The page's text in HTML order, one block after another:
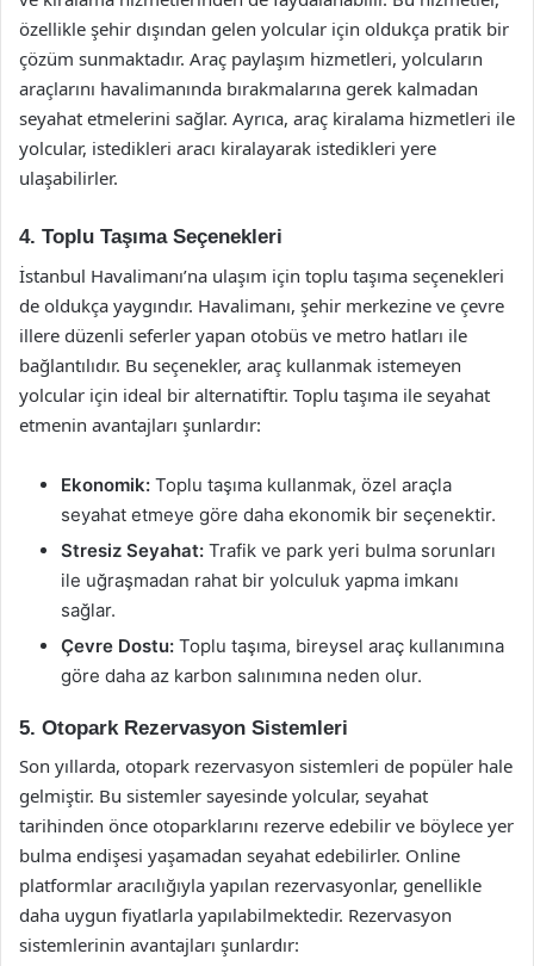
özellikle şehir dışından gelen yolcular için oldukça pratik bir
çözüm sunmaktadır. Araç paylaşım hizmetleri, yolcuların
araçlarını havalimanında bırakmalarına gerek kalmadan
seyahat etmelerini sağlar. Ayrıca, araç kiralama hizmetleri ile
yolcular, istedikleri aracı kiralayarak istedikleri yere
ulaşabilirler.
4. Toplu Taşıma Seçenekleri
İstanbul Havalimanı’na ulaşım için toplu taşıma seçenekleri
de oldukça yaygındır. Havalimanı, şehir merkezine ve çevre
illere düzenli seferler yapan otobüs ve metro hatları ile
bağlantılıdır. Bu seçenekler, araç kullanmak istemeyen
yolcular için ideal bir alternatiftir. Toplu taşıma ile seyahat
etmenin avantajları şunlardır:
Ekonomik: Toplu taşıma kullanmak, özel araçla
seyahat etmeye göre daha ekonomik bir seçenektir.
Stresiz Seyahat: Trafik ve park yeri bulma sorunları
ile uğraşmadan rahat bir yolculuk yapma imkanı
sağlar.
Çevre Dostu: Toplu taşıma, bireysel araç kullanımına
göre daha az karbon salınımına neden olur.
5. Otopark Rezervasyon Sistemleri
Son yıllarda, otopark rezervasyon sistemleri de popüler hale
gelmiştir. Bu sistemler sayesinde yolcular, seyahat
tarihinden önce otoparklarını rezerve edebilir ve böylece yer
bulma endişesi yaşamadan seyahat edebilirler. Online
platformlar aracılığıyla yapılan rezervasyonlar, genellikle
daha uygun fiyatlarla yapılabilmektedir. Rezervasyon
sistemlerinin avantajları şunlardır: